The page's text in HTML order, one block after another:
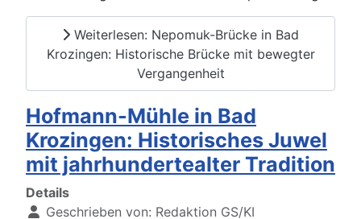
Weiterlesen: Nepomuk-Brücke in Bad
Krozingen: Historische Brücke mit bewegter
Vergangenheit
Hofmann-Mühle in Bad
Krozingen: Historisches Juwel
mit jahrhundertealter Tradition
Details
Geschrieben von: Redaktion GS/KI